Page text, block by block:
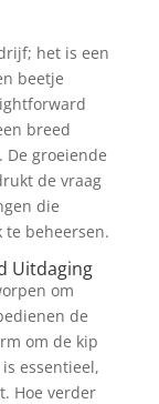
het is een
beetje
breed
De groeiende
de vraag
die
beheersen.
Uitdaging
om
de
om de kip
essentieel,
Hoe verder